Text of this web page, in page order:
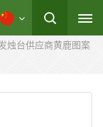
烛台供应商黄鹿图案